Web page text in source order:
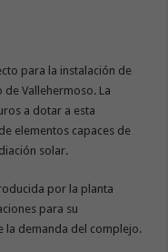
para la instalación de
Vallehermoso. La
a dotar a esta
elementos capaces de
solar.
por la planta
para su
la demanda del complejo.